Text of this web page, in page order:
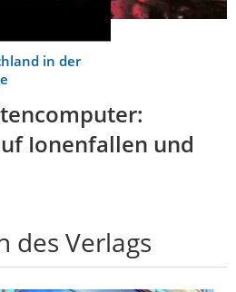
in der
Ionenfallen und
des Verlags